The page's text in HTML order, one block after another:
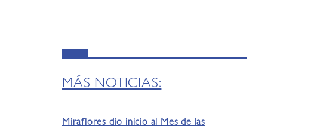
MÁS NOTICIAS:
Miraflores dio inicio al Mes de las